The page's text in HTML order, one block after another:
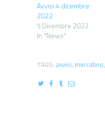
Avvisi 4 dicembre
2022
5 Dicembre 2022
In "News"
TAGS: avvisi, mercatino,